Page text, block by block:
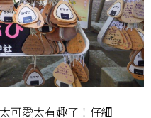
可愛太有趣了！仔細一